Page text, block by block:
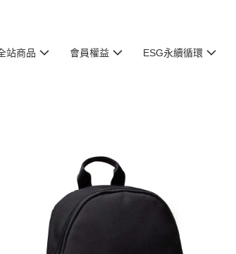
站商品 會員權益 ESG永續循環